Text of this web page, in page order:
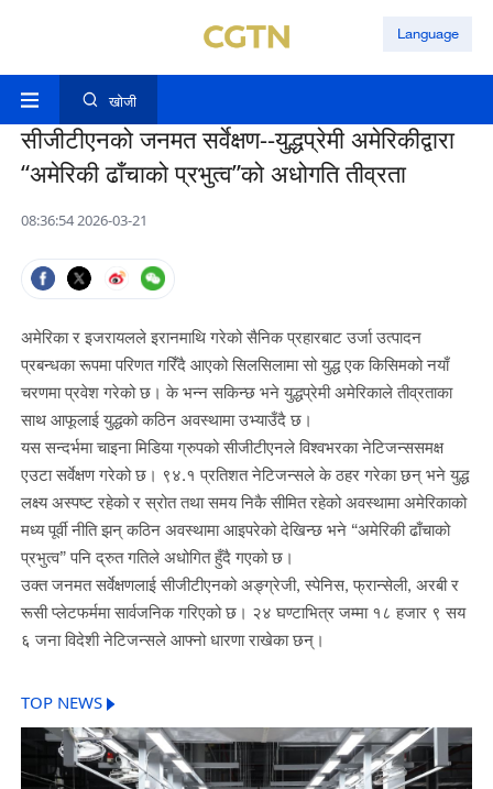
Language
खोजी
सीजीटीएनको जनमत सर्वेक्षण--युद्धप्रेमी अमेरिकीद्वारा
“अमेरिकी ढाँचाको प्रभुत्व”को अधोगति तीव्रता
08:36:54 2026-03-21
अमेरिका र इजरायलले इरानमाथि गरेको सैनिक प्रहारबाट उर्जा उत्पादन
प्रबन्धका रूपमा परिणत गरिँदै आएको सिलसिलामा सो युद्ध एक किसिमको नयाँ
चरणमा प्रवेश गरेको छ। के भन्न सकिन्छ भने युद्धप्रेमी अमेरिकाले तीव्रताका
साथ आफूलाई युद्धको कठिन अवस्थामा उभ्याउँदै छ।
यस सन्दर्भमा चाइना मिडिया ग्रुपको सीजीटीएनले विश्वभरका नेटिजन्ससमक्ष
एउटा सर्वेक्षण गरेको छ। ९४.१ प्रतिशत नेटिजन्सले के ठहर गरेका छन् भने युद्ध
लक्ष्य अस्पष्ट रहेको र स्रोत तथा समय निकै सीमित रहेको अवस्थामा अमेरिकाको
मध्य पूर्वी नीति झन् कठिन अवस्थामा आइपरेको देखिन्छ भने “अमेरिकी ढाँचाको
प्रभुत्व” पनि द्रुत गतिले अधोगित हुँदै गएको छ।
उक्त जनमत सर्वेक्षणलाई सीजीटीएनको अङ्ग्रेजी, स्पेनिस, फ्रान्सेली, अरबी र
रूसी प्लेटफर्ममा सार्वजनिक गरिएको छ। २४ घण्टाभित्र जम्मा १८ हजार ९ सय
६ जना विदेशी नेटिजन्सले आफ्नो धारणा राखेका छन्।
TOP NEWS